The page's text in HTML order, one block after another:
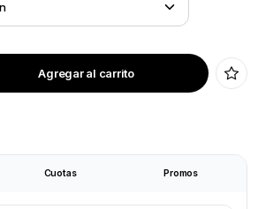
Agregar al carrito
Cuotas Promos